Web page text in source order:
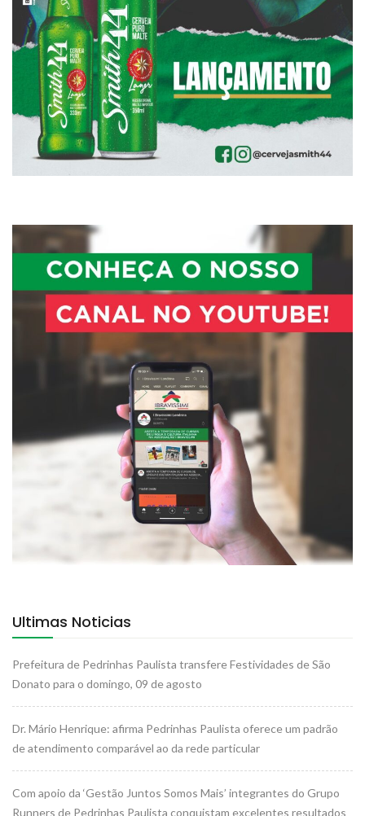
Ultimas Noticias
Prefeitura de Pedrinhas Paulista transfere Festividades de São
Donato para o domingo, 09 de agosto
Dr. Mário Henrique: afirma Pedrinhas Paulista oferece um padrão
de atendimento comparável ao da rede particular
Com apoio da ‘Gestão Juntos Somos Mais’ integrantes do Grupo
Runners de Pedrinhas Paulista conquistam excelentes resultados